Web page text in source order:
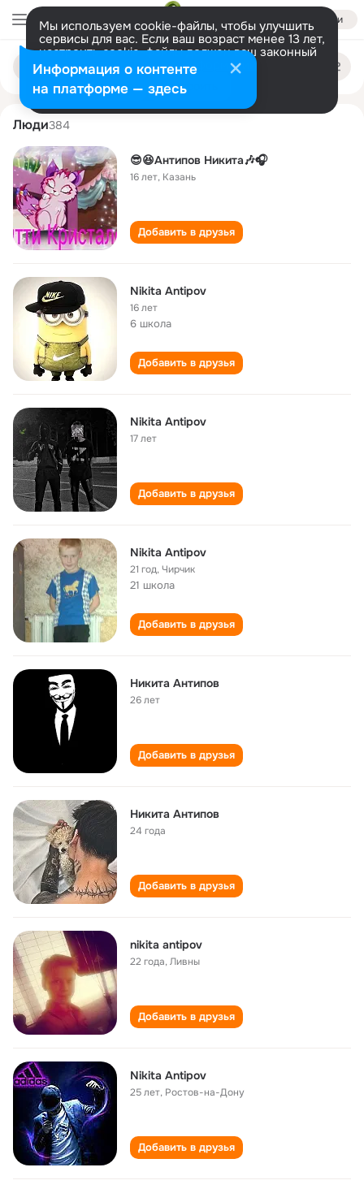
Войти
Мы используем cookie-файлы, чтобы улучшить
сервисы для вас. Если ваш возраст менее 13 лет,
настроить cookie-файлы должен ваш законный
представитель. Больше информации
Разрешить все Настроить
Поиск
людям
nikita antipov
Люди384
😎😆Антипов Никита🎶🎧
16 лет, Казань
Добавить в друзья
Nikita Antipov
16 лет
6 школа
Добавить в друзья
Nikita Antipov
17 лет
Добавить в друзья
Nikita Antipov
21 год,Чирчик
21 школа
Добавить в друзья
Никита Антипов
26 лет
Добавить в друзья
Никита Антипов
24 года
Добавить в друзья
nikita antipov
22 года,Ливны
Добавить в друзья
Nikita Antipov
25 лет, Ростов-на-Дону
Добавить в друзья
Информация о контенте
на платформе — здесь